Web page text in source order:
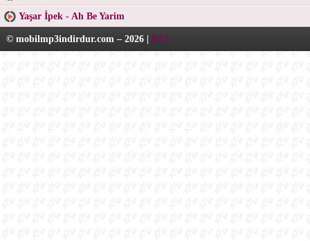
Yaşar İpek - Ah Be Yarim
© mobilmp3indirdur.com – 2026 | RSS